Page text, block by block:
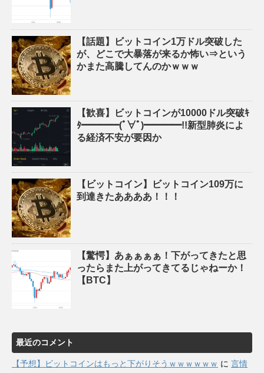
【話題】ビットコイン1万ドル突破した
が、どこで大暴落が来るか怖い⇒という
かまた高騰してんのかｗｗｗ
【歓喜】ビットコインが10000ドル突破ｷ
ﾀ━━━━(ﾟ∀ﾟ)━━━━!!新型肺炎によ
る経済不安が要因か
【ビットコイン】ビットコイン109万に
到達きたああああ！！！
【驚愕】あぁぁぁぁ！下がってきたと思
ったらまた上がってきてるじゃねーか！
【BTC】
最近のコメント
【予想】ビットコインはもっと下がりそうｗｗｗｗｗｗ に 言情